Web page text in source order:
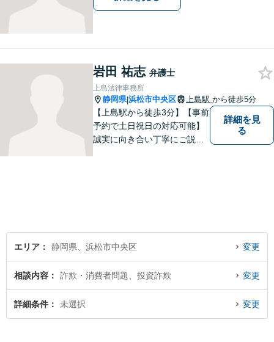
岩田 祐志 弁護士
上島法律事務所
静岡県|浜松市中央区 上島駅 から徒歩5分
【上島駅から徒歩3分】【事前
予約で土日祝日の対応可能】
誠実に向き合い丁寧にご説明
詳細を見
る
エリア 静岡県、浜松市中央区 変更
相談内容 詐欺・消費者問題、投資詐欺 変更
詳細条件 未選択 変更